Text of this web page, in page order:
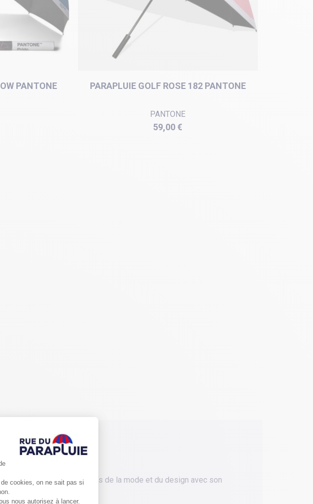
PANTONE PARAPLUIE GOLF ROSE 182 PANTONE
PANTONE
Prix
59,00 €
Pantone ?
et des professionnels de la mode et du design avec son